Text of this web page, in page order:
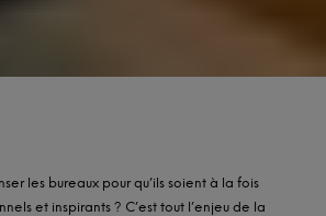
les bureaux pour qu’ils soient à la fois
et inspirants ? C’est tout l’enjeu de la